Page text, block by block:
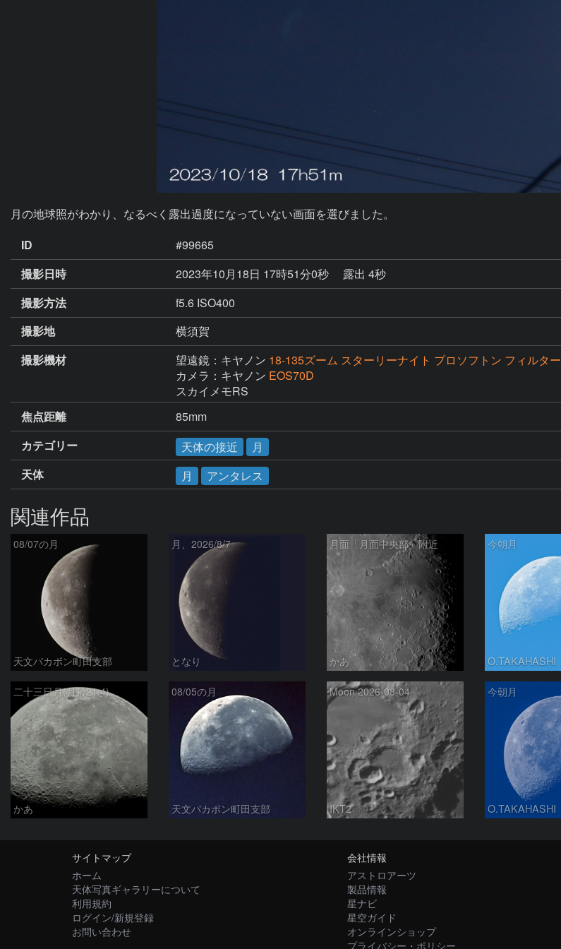
月の地球照がわかり、なるべく露出過度になっていない画面を選びました。
ID
#99665
撮影日時
2023年10月18日 17時51分0秒
露出 4秒
撮影方法
f5.6 ISO400
撮影地
横須賀
撮影機材
望遠鏡：キヤノン 18-135ズーム スターリーナイト プロソフトン フィルター
カメラ：キヤノン EOS70D
スカイメモRS
焦点距離
85mm
カテゴリー
天体の接近
月
天体
月 アンタレス
関連作品
08/07の月
天文バカボン町田支部
月、2026/8/7
となり
月面「月面中央部」附近
かあ
今朝月
O.TAKAHASHI
二十三日月(月齢21.4)
かあ
08/05の月
天文バカボン町田支部
Moon 2026-08-04
IKT2
今朝月
O.TAKAHASHI
サイトマップ
ホーム
天体写真ギャラリーについて
利用規約
ログイン/新規登録
お問い合わせ
会社情報
アストロアーツ
製品情報
星ナビ
星空ガイド
オンラインショップ
プライバシー・ポリシー